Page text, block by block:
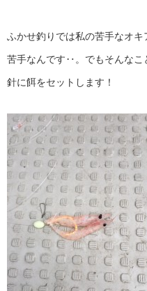
ふかせ釣りでは私の苦手なオ
苦手なんです‥。でもそんなこ
針に餌をセットします！